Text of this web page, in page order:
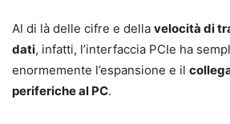
Al di là delle cifre e della velocità di
dati, infatti, l’interfaccia PCIe ha
enormemente l’espansione e il
periferiche al PC.